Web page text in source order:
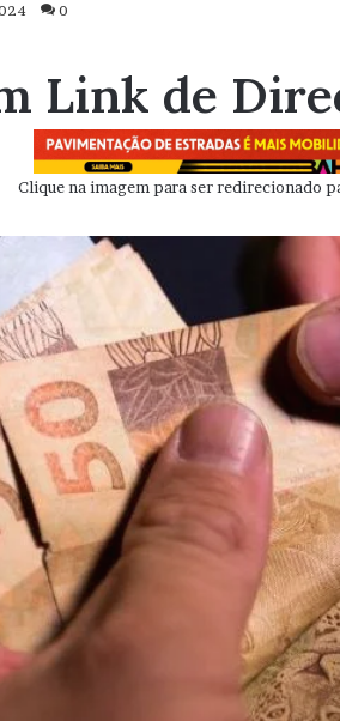
0
Link de
Clique na imagem para ser redirecionado